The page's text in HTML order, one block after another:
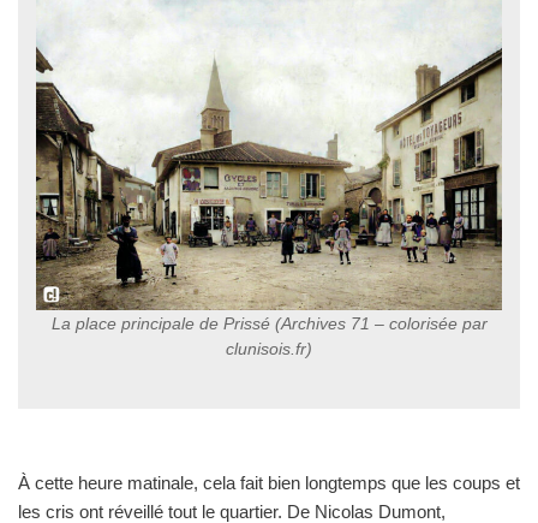
La place principale de Prissé (Archives 71 – colorisée par
clunisois.fr)
À cette heure matinale, cela fait bien longtemps que les coups et
les cris ont réveillé tout le quartier. De Nicolas Dumont,